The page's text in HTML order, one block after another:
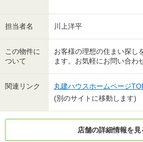
担当者名 川上洋平
この物件に
ついて
お客様の理想の住まい探し
ます。お気軽にお問い合わ
関連リンク
丸建ハウスホームページ
(別のサイトに移動します)
店舗の詳細情報を見